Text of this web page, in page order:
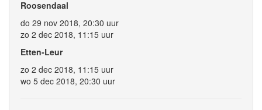
Roosendaal
do 29 nov 2018, 20:30 uur
zo 2 dec 2018, 11:15 uur
Etten-Leur
zo 2 dec 2018, 11:15 uur
wo 5 dec 2018, 20:30 uur